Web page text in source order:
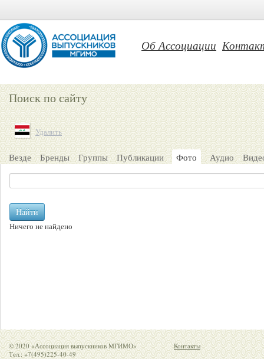
Об Ассоциации
Поиск по сайту
Удалить
Везде Бренды Группы Публикации Фото Аудио
Найти
Ничего не найдено
© 2020 «Ассоциация выпускников МГИМО»
Тел.: +7(495)225-40-49
Контакты